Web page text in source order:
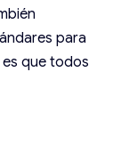
para
que todos